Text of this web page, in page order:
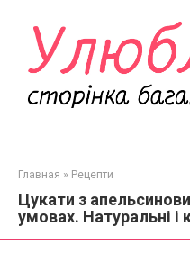
контенту
Главная » Рецепти
Цукати з
умовах. Натуральні і